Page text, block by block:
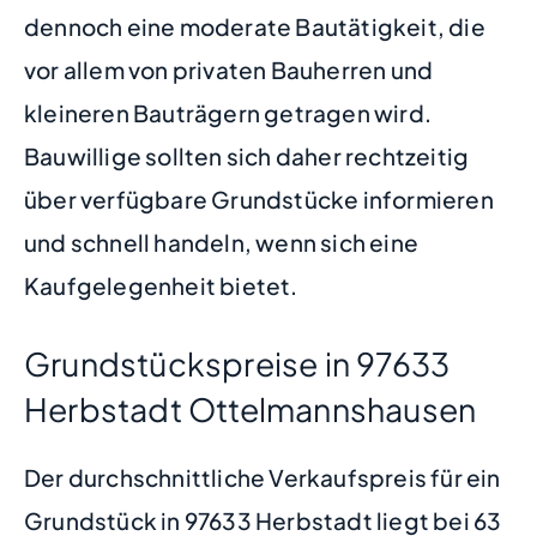
dennoch eine moderate Bautätigkeit, die
vor allem von privaten Bauherren und
kleineren Bauträgern getragen wird.
Bauwillige sollten sich daher rechtzeitig
über verfügbare Grundstücke informieren
und schnell handeln, wenn sich eine
Kaufgelegenheit bietet.
Grundstückspreise in 97633
Herbstadt Ottelmannshausen
Der durchschnittliche Verkaufspreis für ein
Grundstück in 97633 Herbstadt liegt bei 63